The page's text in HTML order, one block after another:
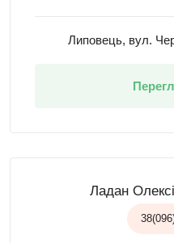
Липовець, вул.
Ладан